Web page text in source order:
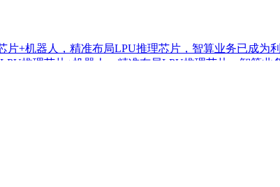
片+机器人，精准布局LPU推理芯片，智算业务已成
推理芯片+机器人，精准布局LPU推理芯片，智算业